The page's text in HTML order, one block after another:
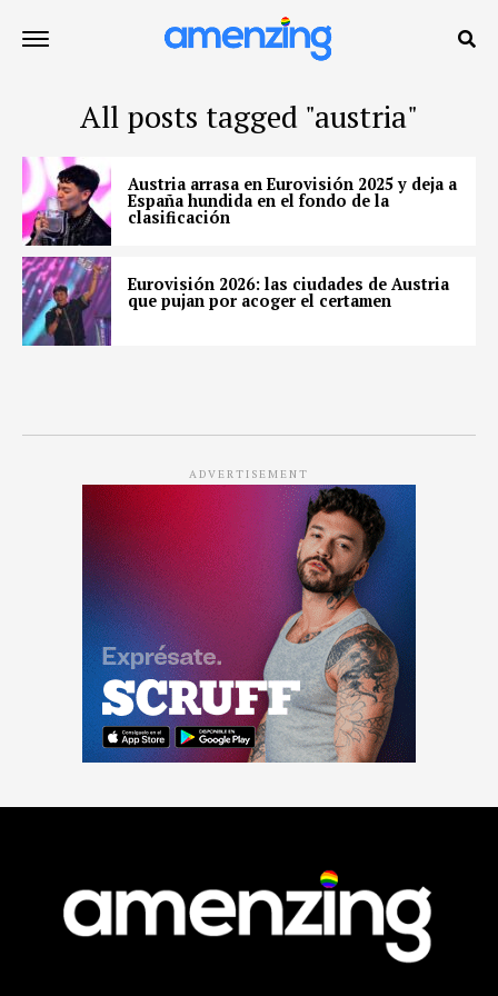
All posts tagged "austria"
Austria arrasa en Eurovisión 2025 y deja a
España hundida en el fondo de la
clasificación
Eurovisión 2026: las ciudades de Austria
que pujan por acoger el certamen
ADVERTISEMENT